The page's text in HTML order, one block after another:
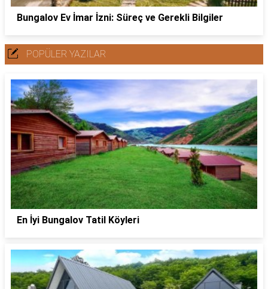
Bungalov Ev İmar İzni: Süreç ve Gerekli Bilgiler
POPÜLER YAZILAR
En İyi Bungalov Tatil Köyleri